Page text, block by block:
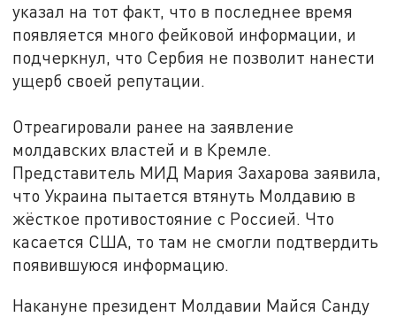
указал на тот факт, что в последнее время
появляется много фейковой информации, и
подчеркнул, что Сербия не позволит нанести
ущерб своей репутации.
Отреагировали ранее на заявление
молдавских властей и в Кремле.
Представитель МИД Мария Захарова заявила,
что Украина пытается втянуть Молдавию в
жёсткое противостояние с Россией. Что
касается США, то там не смогли подтвердить
появившуюся информацию.
Накануне президент Молдавии Майся Санду